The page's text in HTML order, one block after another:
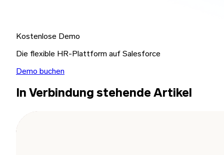
Kostenlose Demo
Die flexible HR-Plattform auf Salesforce
Demo buchen
In Verbindung stehende Artikel